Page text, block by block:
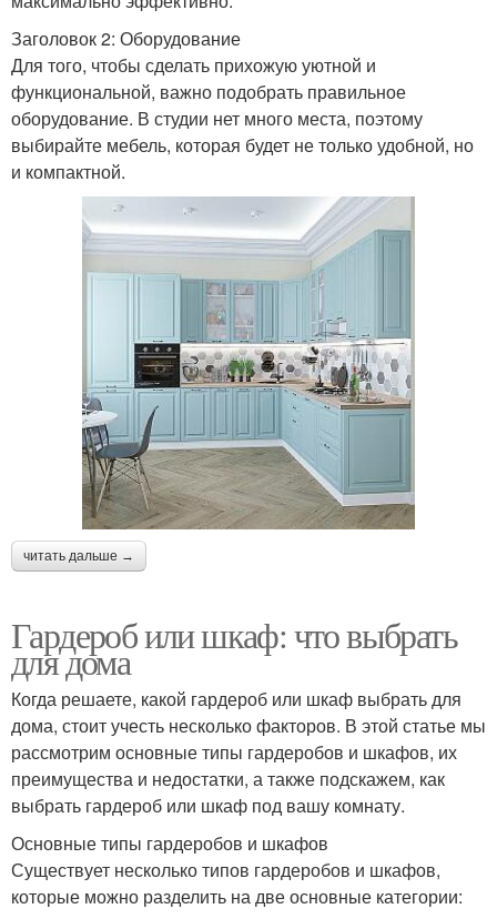
Заголовок 2: Оборудование
Для того, чтобы сделать прихожую уютной и
функциональной, важно подобрать правильное
оборудование. В студии нет много места, поэтому
выбирайте мебель, которая будет не только удобной, но
и компактной.
читать дальше →
Гардероб или шкаф: что выбрать
для дома
Когда решаете, какой гардероб или шкаф выбрать для
дома, стоит учесть несколько факторов. В этой статье мы
рассмотрим основные типы гардеробов и шкафов, их
преимущества и недостатки, а также подскажем, как
выбрать гардероб или шкаф под вашу комнату.
Основные типы гардеробов и шкафов
Существует несколько типов гардеробов и шкафов,
которые можно разделить на две основные категории: